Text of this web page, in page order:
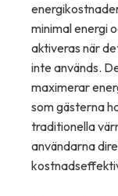
minimal energi
aktiveras när
inte används.
maximerar
som gästerna
traditionella
användarna